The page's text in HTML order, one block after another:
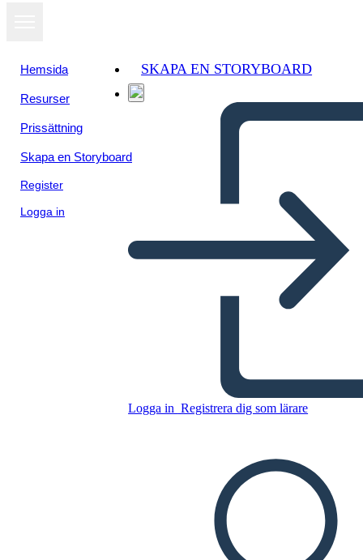
Hemsida
Resurser
Prissättning
Skapa en Storyboard
Register
Logga in
SKAPA EN STORYBOARD
Logga in Registrera dig som lärare
רכישות פלורידה
SKAPA EN STORYBOARD
SPELA UPP BILDSPEL
LÄS FÖR MIG